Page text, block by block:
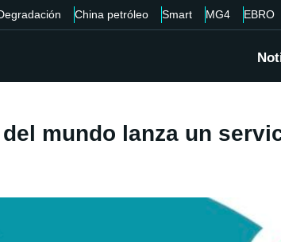
China petróleo Smart MG4 EBRO
mundo lanza un